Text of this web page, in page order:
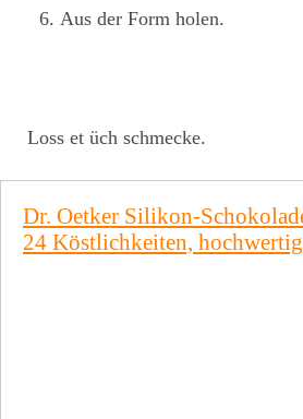
Aus der Form holen.
Loss et üch schmecke.
Dr. Oetker Silikon-
24 Köstlichkeiten,